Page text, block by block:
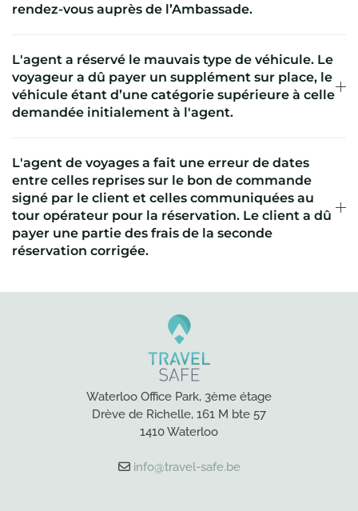
rendez-vous auprès de l’Ambassade.
L'agent a réservé le mauvais type de véhicule. Le
voyageur a dû payer un supplément sur place, le
véhicule étant d’une catégorie supérieure à celle
demandée initialement à l'agent.
L'agent de voyages a fait une erreur de dates
entre celles reprises sur le bon de commande
signé par le client et celles communiquées au
tour opérateur pour la réservation. Le client a dû
payer une partie des frais de la seconde
réservation corrigée.
Waterloo Office Park, 3ème étage
Drève de Richelle, 161 M bte 57
1410 Waterloo
info@travel-safe.be